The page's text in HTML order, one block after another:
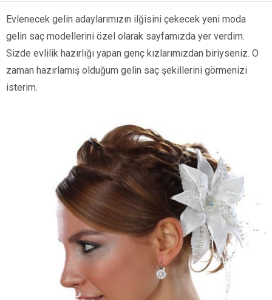
Evlenecek gelin adaylarımızın ilğisini çekecek yeni moda
gelin saç modellerini özel olarak sayfamızda yer verdim.
Sizde evlilik hazırlığı yapan genç kızlarımızdan biriyseniz. O
zaman hazırlamış olduğum gelin saç şekillerini görmenizi
isterim.